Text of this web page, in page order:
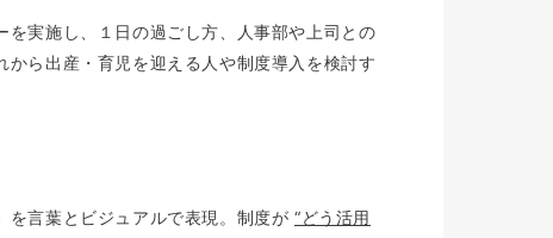
実施し、１日の過ごし方、人事部や上司との
ら出産・育児を迎える人や制度導入を検討す
を言葉とビジュアルで表現。制度が “どう活用